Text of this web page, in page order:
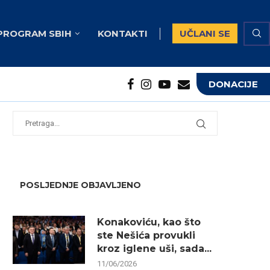
SBIH KONTAKTI UČLANI SE
DONACIJE
POSLJEDNJE OBJAVLJENO
Konakoviću, kao što
ste Nešića provukli
kroz iglene uši, sada...
11/06/2026